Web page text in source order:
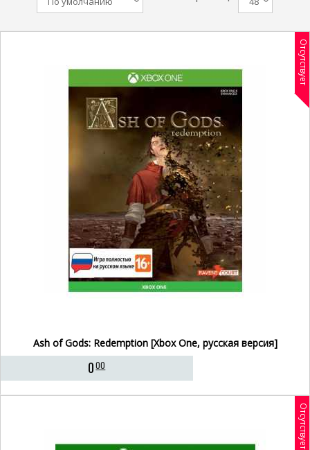
Игры на Xbox Van Стратегии на Xbox One
Гонки для двоих на Xbox One Детские игры Xbox One
Развивающие игры на Xbox One
Отсутствует
Ash of Gods: Redemption [Xbox One, русская версия]
000
Отсутствует